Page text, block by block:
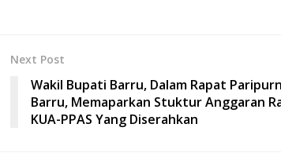
Next Post
Wakil Bupati Barru, Dalam Rapat
Barru, Memaparkan Stuktur Anggaran
KUA-PPAS Yang Diserahkan